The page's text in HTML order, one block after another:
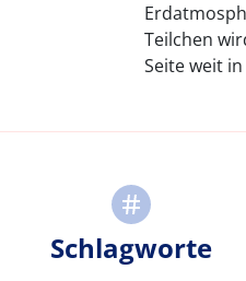
Teilchen
Seite weit
Schlagworte